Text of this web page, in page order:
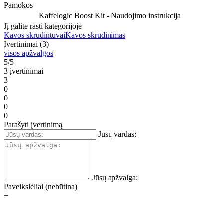
Pamokos
Kaffelogic Boost Kit - Naudojimo instrukcija
Jį galite rasti kategorijoje
Kavos skrudintuvaiKavos skrudinimas
Įvertinimai (3)
visos apžvalgos
5/5
3 įvertinimai
3
0
0
0
0
Parašyti įvertinimą
Jūsų vardas:
Jūsų apžvalga:
Paveikslėliai (nebūtina)
+